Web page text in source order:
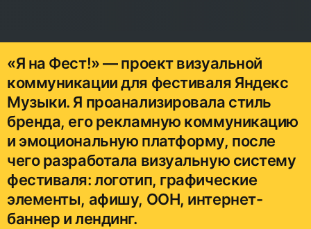
«Я на Фест!» — проект визуальной
коммуникации для фестиваля Яндекс
Музыки. Я проанализировала стиль
бренда, его рекламную коммуникацию
и эмоциональную платформу, после
чего разработала визуальную систему
фестиваля: логотип, графические
элементы, афишу, OOH, интернет-
баннер и лендинг.